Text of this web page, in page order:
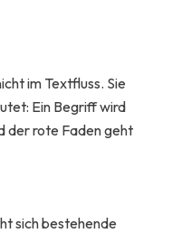
im Textfluss. Sie
Ein Begriff wird
der rote Faden geht
sich bestehende